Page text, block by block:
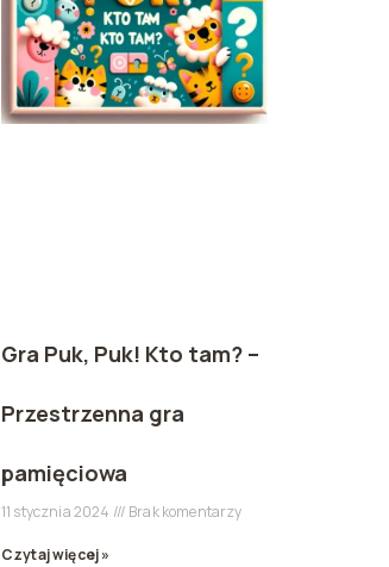
Gra Puk, Puk! Kto tam? –
Przestrzenna gra
pamięciowa
11 stycznia 2024 Brak komentarzy
Czytaj więcej »